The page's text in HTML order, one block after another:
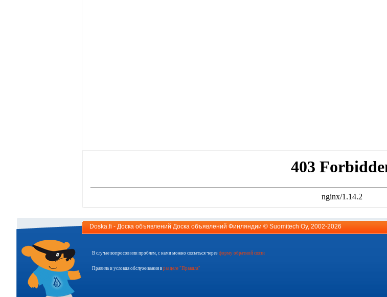
Doska.fi - Доска объявлений Доска объявлений Финляндии © Suomitech Oy, 2002-2026
В случае вопросов или проблем, с нами можно связаться через форму обратной связи
Правила и условия обслуживания в разделе "Правила"